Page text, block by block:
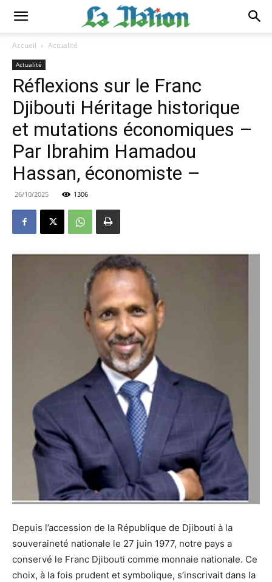
Accueil Actualité
Actualité
Réflexions sur le Franc
Djibouti Héritage historique
et mutations économiques –
Par Ibrahim Hamadou
Hassan, économiste –
26/10/2025 1306
Depuis l’accession de la République de Djibouti à la
souveraineté nationale le 27 juin 1977, notre pays a
conservé le Franc Djibouti comme monnaie nationale. Ce
choix, à la fois prudent et symbolique, s’inscrivait dans la